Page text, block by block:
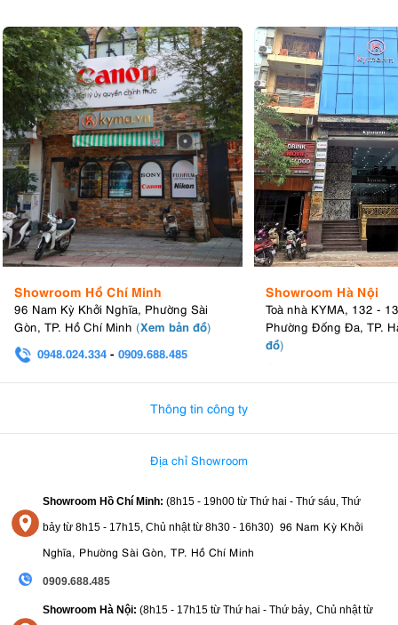
Showroom Hồ Chí Minh
96 Nam Kỳ Khởi Nghĩa, Phường Sài
Gòn, TP. Hồ Chí Minh (Xem bản đồ)
0948.024.334 - 0909.688.485
Showroom Hà Nội
Toà nhà KYMA, 132 -
Phường Đống Đa, TP.
đồ)
Thông tin công ty
Địa chỉ Showroom
Showroom Hồ Chí Minh: (8h15 - 19h00 từ Thứ hai - Thứ sáu, Thứ
bảy từ 8h15 - 17h15, Chủ nhật từ 8h30 - 16h30) 96 Nam Kỳ Khởi
Nghĩa, Phường Sài Gòn, TP. Hồ Chí Minh
0909.688.485
Showroom Hà Nội: (8h15 - 17h15 từ Thứ hai - Thứ bảy, Chủ nhật từ